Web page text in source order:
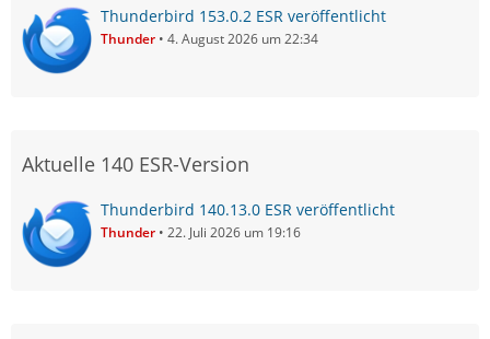
Thunderbird 153.0.2 ESR veröffentlicht
Thunder 4. August 2026 um 22:34
Aktuelle 140 ESR-Version
Thunderbird 140.13.0 ESR veröffentlicht
Thunder 22. Juli 2026 um 19:16